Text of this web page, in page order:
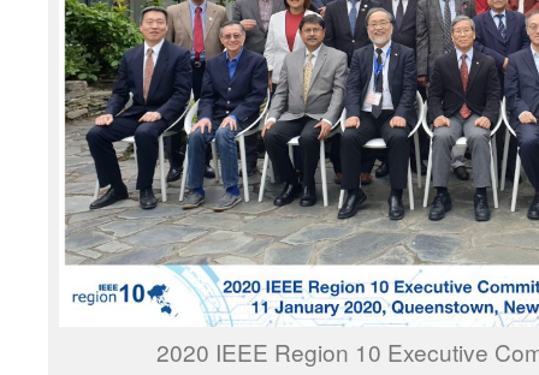
2020 IEEE Region 10 Executive